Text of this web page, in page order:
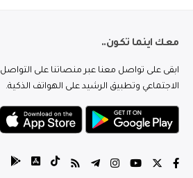
معك اينما تكون..
ابقى على تواصل معنا عبر منصاتنا على التواصل
الاجتماعي وتطبيق الرشيد على الهواتف الذكية.